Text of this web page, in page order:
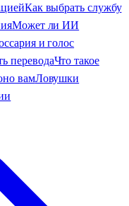
Как выбрать службу
Может ли ИИ
и голос
переводаЧто такое
вамЛовушки